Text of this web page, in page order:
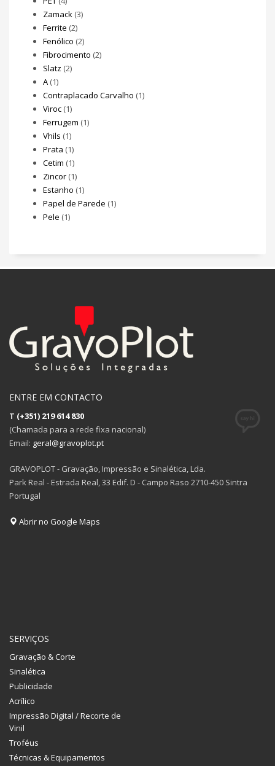
Zamack (3)
Ferrite (2)
Fenólico (2)
Fibrocimento (2)
Slatz (2)
A (1)
Contraplacado Carvalho (1)
Viroc (1)
Ferrugem (1)
Vhils (1)
Prata (1)
Cetim (1)
Zincor (1)
Estanho (1)
Papel de Parede (1)
Pele (1)
ENTRE EM CONTACTO
T (+351) 219 614 830
(Chamada para a rede fixa nacional)
Email: geral@gravoplot.pt
GRAVOPLOT - Gravação, Impressão e Sinalética, Lda.
Park Real - Estrada Real, 33 Edif. D - Campo Raso 2710-450 Sintra
Portugal
Abrir no Google Maps
SERVIÇOS
Gravação & Corte
Sinalética
Publicidade
Acrílico
Impressão Digital / Recorte de
Vinil
Troféus
Técnicas & Equipamentos